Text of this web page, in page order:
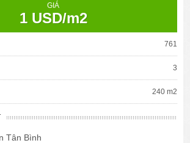
GIÁ
1 USD/m2
761
3
240 m2
Tân Bình